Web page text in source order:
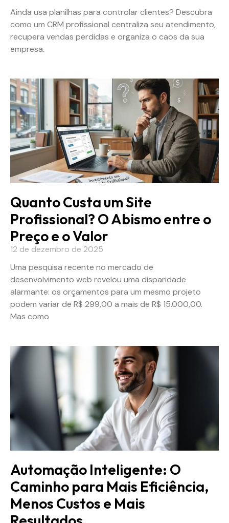
Ainda usa planilhas para controlar clientes? Descubra
como um CRM profissional centraliza seu atendimento,
recupera vendas perdidas e organiza o caos da sua
empresa.
Quanto Custa um Site
Profissional? O Abismo entre o
Preço e o Valor
12 de dezembro de 2025
Uma pesquisa recente no mercado de
desenvolvimento web revelou uma disparidade
alarmante: os orçamentos para um mesmo projeto
podem variar de R$ 299,00 a mais de R$ 15.000,00.
Mas como
Automação Inteligente: O
Caminho para Mais Eficiência,
Menos Custos e Mais